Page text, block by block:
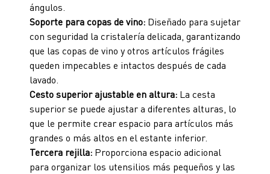
ángulos.
Soporte para copas de vino:Diseñado para sujetar
con seguridad la cristalería delicada, garantizando
que las copas de vino y otros artículos frágiles
queden impecables e intactos después de cada
lavado.
Cesto superior ajustable en altura: La cesta
superior se puede ajustar a diferentes alturas, lo
que le permite crear espacio para artículos más
grandes o más altos en el estante inferior.
Tercera rejilla:Proporciona espacio adicional
para organizar los utensilios más pequeños y las